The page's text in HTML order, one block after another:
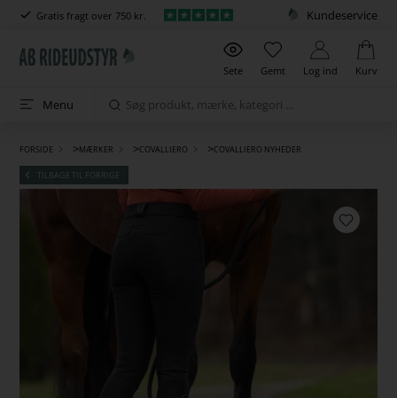
Gratis fragt over 750 kr. Kundeservice
Sete Gemt Log ind Kurv
Menu
FORSIDE >MÆRKER >COVALLIERO >COVALLIERO NYHEDER
TILBAGE TIL FORRIGE